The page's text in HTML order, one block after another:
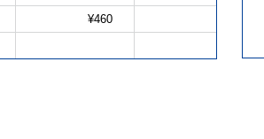
¥460